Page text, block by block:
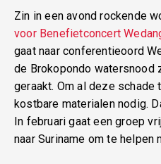
Zin in een avond rockende
voor Benefietconcert
gaat naar conferentieoord
de Brokopondo watersnood
geraakt. Om al deze
kostbare materialen nodig.
In februari gaat een groep
naar Suriname om te helpen